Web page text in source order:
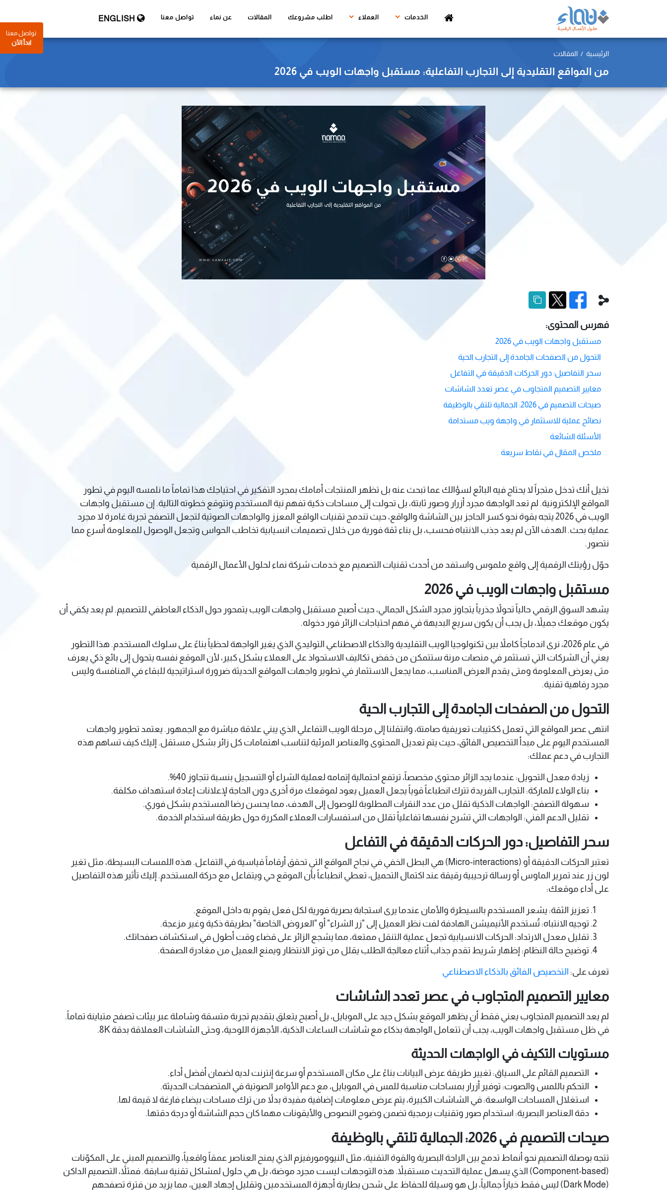
(CURRENT) الخدمات العملاء اطلب مشروعك المقالات عن نماء تواصل معنا ENGLISH
الرئيسية المقالات
من المواقع التقليدية إلى التجارب التفاعلية: مستقبل واجهات الويب في 2026
فهرس المحتوى:
مستقبل واجهات الويب في 2026
التحول من الصفحات الجامدة إلى التجارب الحية
سحر التفاصيل: دور الحركات الدقيقة في التفاعل
معايير التصميم المتجاوب في عصر تعدد الشاشات
صيحات التصميم في 2026: الجمالية تلتقي بالوظيفة
نصائح عملية للاستثمار في واجهة ويب مستدامة
الأسئلة الشائعة
ملخص المقال في نقاط سريعة
تخيل أنك تدخل متجراً لا يحتاج فيه البائع لسؤالك عما تبحث عنه بل تظهر المنتجات أمامك بمجرد التفكير في احتياجك هذا تماماً ما نلمسه اليوم في تطور
المواقع الإلكترونية. لم تعد الواجهة مجرد أزرار وصور ثابتة، بل تحولت إلى مساحات ذكية تفهم نية المستخدم وتتوقع خطوته التالية. إن مستقبل واجهات
الويب في 2026 يتجه بقوة نحو كسر الحاجز بين الشاشة والواقع، حيث تندمج تقنيات الواقع المعزز والواجهات الصوتية لتجعل التصفح تجربة غامرة لا مجرد
عملية بحث. الهدف الآن لم يعد جذب الانتباه فحسب، بل بناء ثقة فورية من خلال تصميمات انسيابية تخاطب الحواس وتجعل الوصول للمعلومة أسرع مما
نتصور.
حوّل رؤيتك الرقمية إلى واقع ملموس واستفد من أحدث تقنيات التصميم مع خدمات شركة نماء لحلول الأعمال الرقمية
مستقبل واجهات الويب في 2026
يشهد السوق الرقمي حالياً تحولاً جذرياً يتجاوز مجرد الشكل الجمالي، حيث أصبح مستقبل واجهات الويب يتمحور حول الذكاء العاطفي للتصميم. لم يعد يكفي أن
يكون موقعك جميلاً، بل يجب أن يكون سريع البديهة في فهم احتياجات الزائر فور دخوله.
في عام 2026، نرى اندماجاً كاملاً بين تكنولوجيا الويب التقليدية والذكاء الاصطناعي التوليدي الذي يغير الواجهة لحظياً بناءً على سلوك المستخدم. هذا التطور
يعني أن الشركات التي تستثمر في منصات مرنة ستتمكن من خفض تكاليف الاستحواذ على العملاء بشكل كبير، لأن الموقع نفسه يتحول إلى بائع ذكي يعرف
متى يعرض المعلومة ومتى يقدم العرض المناسب، مما يجعل الاستثمار في تطوير واجهات المواقع الحديثة ضرورة استراتيجية للبقاء في المنافسة وليس
مجرد رفاهية تقنية.
التحول من الصفحات الجامدة إلى التجارب الحية
انتهى عصر المواقع التي تعمل ككتيبات تعريفية صامتة، وانتقلنا إلى مرحلة الويب التفاعلي الذي يبني علاقة مباشرة مع الجمهور. يعتمد تطوير واجهات
المستخدم اليوم على مبدأ التخصيص الفائق، حيث يتم تعديل المحتوى والعناصر المرئية لتناسب اهتمامات كل زائر بشكل مستقل. إليك كيف تساهم هذه
التجارب في دعم عملك:
زيادة معدل التحويل: عندما يجد الزائر محتوى مخصصاً، ترتفع احتمالية إتمامه لعملية الشراء أو التسجيل بنسبة تتجاوز 40%.
بناء الولاء للماركة: التجارب الفريدة تترك انطباعاً قوياً يجعل العميل يعود لموقعك مرة أخرى دون الحاجة لإعلانات إعادة استهداف مكلفة.
سهولة التصفح: الواجهات الذكية تقلل من عدد النقرات المطلوبة للوصول إلى الهدف، مما يحسن رضا المستخدم بشكل فوري.
تقليل الدعم الفني: الواجهات التي تشرح نفسها تفاعلياً تقلل من استفسارات العملاء المكررة حول طريقة استخدام الخدمة.
سحر التفاصيل: دور الحركات الدقيقة في التفاعل
تعتبر الحركات الدقيقة أو (Micro-interactions) هي البطل الخفي في نجاح المواقع التي تحقق أرقاماً قياسية في التفاعل. هذه اللمسات البسيطة، مثل تغير
لون زر عند تمرير الماوس أو رسالة ترحيبية رقيقة عند اكتمال التحميل، تعطي انطباعاً بأن الموقع حي ويتفاعل مع حركة المستخدم. إليك تأثير هذه التفاصيل
على أداء موقعك:
تعزيز الثقة: يشعر المستخدم بالسيطرة والأمان عندما يرى استجابة بصرية فورية لكل فعل يقوم به داخل الموقع.
توجيه الانتباه: تُستخدم الأنيميشن الهادفة لفت نظر العميل إلى "زر الشراء" أو "العروض الخاصة" بطريقة ذكية وغير مزعجة.
تقليل معدل الارتداد: الحركات الانسيابية تجعل عملية التنقل ممتعة، مما يشجع الزائر على قضاء وقت أطول في استكشاف صفحاتك.
توضيح حالة النظام: إظهار شريط تقدم جذاب أثناء معالجة الطلب يقلل من توتر الانتظار ويمنع العميل من مغادرة الصفحة.
تعرف على: التخصيص الفائق بالذكاء الاصطناعي
معايير التصميم المتجاوب في عصر تعدد الشاشات
لم يعد التصميم المتجاوب يعني فقط أن يظهر الموقع بشكل جيد على الموبايل، بل أصبح يتعلق بتقديم تجربة متسقة وشاملة عبر بيئات تصفح متباينة تماماً.
في ظل مستقبل واجهات الويب، يجب أن تتعامل الواجهة بذكاء مع شاشات الساعات الذكية، الأجهزة اللوحية، وحتى الشاشات العملاقة بدقة 8K.
مستويات التكيف في الواجهات الحديثة
التصميم القائم على السياق: تغيير طريقة عرض البيانات بناءً على مكان المستخدم أو سرعة إنترنت لديه لضمان أفضل أداء.
التحكم باللمس والصوت: توفير أزرار بمساحات مناسبة للمس في الموبايل، مع دعم الأوامر الصوتية في المتصفحات الحديثة.
استغلال المساحات الواسعة: في الشاشات الكبيرة، يتم عرض معلومات إضافية مفيدة بدلاً من ترك مساحات بيضاء فارغة لا قيمة لها.
دقة العناصر البصرية: استخدام صور وتقنيات برمجية تضمن وضوح النصوص والأيقونات مهما كان حجم الشاشة أو درجة دقتها.
صيحات التصميم في 2026: الجمالية تلتقي بالوظيفة
تتجه بوصلة التصميم نحو أنماط تدمج بين الراحة البصرية والقوة التقنية، مثل النيوومورفيزم الذي يمنح العناصر عمقاً واقعياً، والتصميم المبني على المكوّنات
(Component-based) الذي يسهل عملية التحديث مستقبلاً. هذه التوجهات ليست مجرد موضة، بل هي حلول لمشاكل تقنية سابقة. فمثلاً، التصميم الداكن
(Dark Mode) ليس فقط خياراً جمالياً، بل هو وسيلة للحفاظ على شحن بطارية أجهزة المستخدمين وتقليل إجهاد العين، مما يزيد من فترة تصفحهم
تواصل معنا
ابدأ الآن